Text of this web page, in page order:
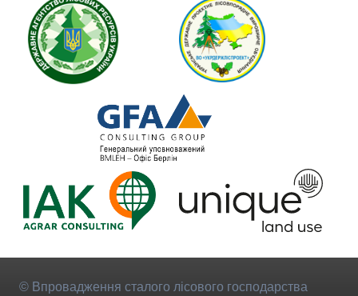
© Впровадження сталого лісового господарства